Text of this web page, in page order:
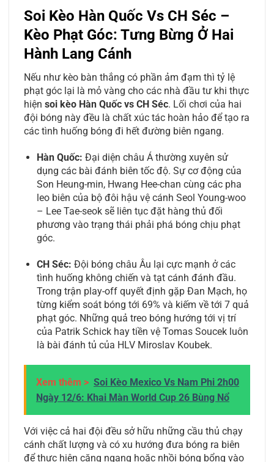
Soi Kèo Hàn Quốc Vs CH Séc –
Kèo Phạt Góc: Tưng Bừng Ở Hai
Hành Lang Cánh
Nếu như kèo bàn thắng có phần ảm đạm thì tỷ lệ
phạt góc lại là mỏ vàng cho các nhà đầu tư khi thực
hiện soi kèo Hàn Quốc vs CH Séc. Lối chơi của hai
đội bóng này đều là chất xúc tác hoàn hảo để tạo ra
các tình huống bóng đi hết đường biên ngang.
Hàn Quốc: Đại diện châu Á thường xuyên sử
dụng các bài đánh biên tốc độ. Sự cơ động của
Son Heung-min, Hwang Hee-chan cùng các pha
leo biên của bộ đôi hậu vệ cánh Seol Young-woo
– Lee Tae-seok sẽ liên tục đặt hàng thủ đối
phương vào trạng thái phải phá bóng chịu phạt
góc.
CH Séc: Đội bóng châu Âu lại cực mạnh ở các
tình huống không chiến và tạt cánh đánh đầu.
Trong trận play-off quyết định gặp Đan Mạch, họ
từng kiểm soát bóng tới 69% và kiếm về tới 7 quả
phạt góc. Những quả treo bóng hướng tới vị trí
của Patrik Schick hay tiền vệ Tomas Soucek luôn
là bài đánh tủ của HLV Miroslav Koubek.
Xem thêm > Soi Kèo Mexico Vs Nam Phi 2h00
Ngày 12/6: Khai Màn World Cup 26 Bùng Nổ
Với việc cả hai đội đều sở hữu những cầu thủ chạy
cánh chất lượng và có xu hướng đưa bóng ra biên
để thực hiện căng ngang hoặc nhồi bóng bổng vào